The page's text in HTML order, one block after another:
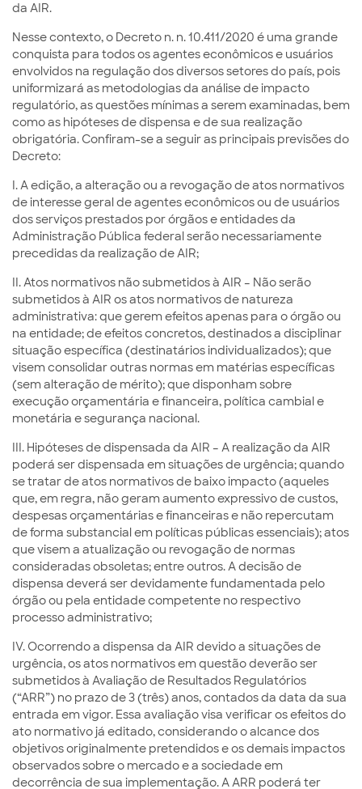
da AIR.
Nesse contexto, o Decreto n. n. 10.411/2020 é uma grande
conquista para todos os agentes econômicos e usuários
envolvidos na regulação dos diversos setores do país, pois
uniformizará as metodologias da análise de impacto
regulatório, as questões mínimas a serem examinadas, bem
como as hipóteses de dispensa e de sua realização
obrigatória. Confiram-se a seguir as principais previsões do
Decreto:
I. A edição, a alteração ou a revogação de atos normativos
de interesse geral de agentes econômicos ou de usuários
dos serviços prestados por órgãos e entidades da
Administração Pública federal serão necessariamente
precedidas da realização de AIR;
II. Atos normativos não submetidos à AIR – Não serão
submetidos à AIR os atos normativos de natureza
administrativa: que gerem efeitos apenas para o órgão ou
na entidade; de efeitos concretos, destinados a disciplinar
situação específica (destinatários individualizados); que
visem consolidar outras normas em matérias específicas
(sem alteração de mérito); que disponham sobre
execução orçamentária e financeira, política cambial e
monetária e segurança nacional.
III. Hipóteses de dispensada da AIR – A realização da AIR
poderá ser dispensada em situações de urgência; quando
se tratar de atos normativos de baixo impacto (aqueles
que, em regra, não geram aumento expressivo de custos,
despesas orçamentárias e financeiras e não repercutam
de forma substancial em políticas públicas essenciais); atos
que visem a atualização ou revogação de normas
consideradas obsoletas; entre outros. A decisão de
dispensa deverá ser devidamente fundamentada pelo
órgão ou pela entidade competente no respectivo
processo administrativo;
IV. Ocorrendo a dispensa da AIR devido a situações de
urgência, os atos normativos em questão deverão ser
submetidos à Avaliação de Resultados Regulatórios
(“ARR”) no prazo de 3 (três) anos, contados da data da sua
entrada em vigor. Essa avaliação visa verificar os efeitos do
ato normativo já editado, considerando o alcance dos
objetivos originalmente pretendidos e os demais impactos
observados sobre o mercado e a sociedade em
decorrência de sua implementação. A ARR poderá ter